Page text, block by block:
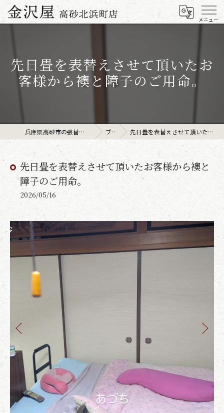
先日畳を表替えさせて頂いたお
客様から襖と障子のご用命。
兵庫県高砂市の張替えなら金沢屋高砂北浜町店 ブログ 先日畳を表替えさせて頂いたお客様から襖と障子のご用命。
先日畳を表替えさせて頂いたお客様から襖と
障子のご用命。
2026/05/16